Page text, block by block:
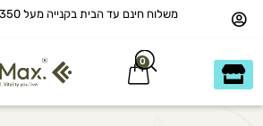
משלוח חינם עד הבית בקנייה מעל 350 ₪
0